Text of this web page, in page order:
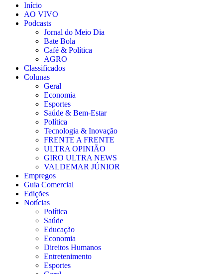
Início
AO VIVO
Podcasts
Jornal do Meio Dia
Bate Bola
Café & Política
AGRO
Classificados
Colunas
Geral
Economia
Esportes
Saúde & Bem-Estar
Política
Tecnologia & Inovação
FRENTE A FRENTE
ULTRA OPINIÃO
GIRO ULTRA NEWS
VALDEMAR JÚNIOR
Empregos
Guia Comercial
Edições
Notícias
Política
Saúde
Educação
Economia
Direitos Humanos
Entretenimento
Esportes